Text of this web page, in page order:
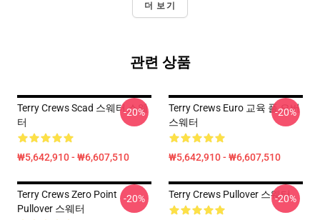
더 보기
관련 상품
Terry Crews Scad 스웨터 스웨
터
₩5,642,910 - ₩6,607,510
-20%
Terry Crews Euro 교육 풀 오버
스웨터
₩5,642,910 - ₩6,607,510
-20%
Terry Crews Zero Point
Pullover 스웨터
-20% Terry Crews Pullover 스웨터
-20%